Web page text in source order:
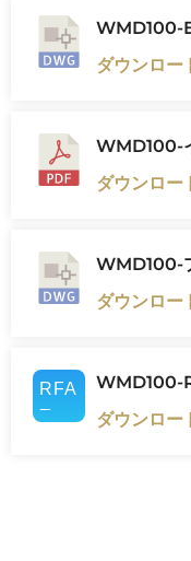
WMD100-
ダウンロー
WMD100-
ダウンロー
WMD100-
ダウンロー
WMD100-
ダウンロー